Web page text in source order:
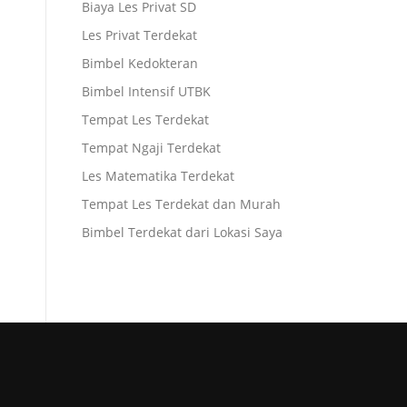
Biaya Les Privat SD
Les Privat Terdekat
Bimbel Kedokteran
Bimbel Intensif UTBK
Tempat Les Terdekat
Tempat Ngaji Terdekat
Les Matematika Terdekat
Tempat Les Terdekat dan Murah
Bimbel Terdekat dari Lokasi Saya